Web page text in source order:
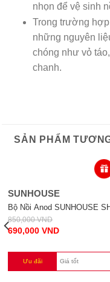
nhọn để vệ sinh
Trong trường
những nguyên
chóng như vỏ
chanh.
SẢN PHẨM
-
SUNHOUSE
Bộ Nồi Anod SUNHOUSE
850,000VND
690,000 VND
Ưu đãi Giá tốt